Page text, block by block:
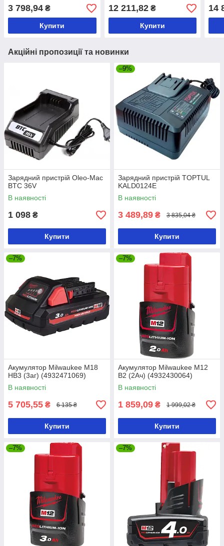
3 798,94 ₴
Купити
12 211,82₴
Купити
14
Акційні пропозиції та новинки
Зарядний пристрій Oleo-Mac
BTC 36V
В наявності
1 098 ₴
Купити
–9%
Зарядний пристрій TOPTUL
KALD0124E
В наявності
3 489,89 ₴ 3 835,04 ₴
Купити
–7%
Акумулятор Milwaukee M18
HB3 (3аг) (4932471069)
В наявності
5 705,55 ₴ 6 135 ₴
Купити
–7%
Акумулятор Milwaukee M12
B2 (2Ач) (4932430064)
В наявності
1 859,09 ₴ 1 999,02 ₴
Купити
–7% –7%